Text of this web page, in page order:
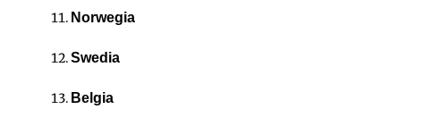
Norwegia
Swedia
Belgia